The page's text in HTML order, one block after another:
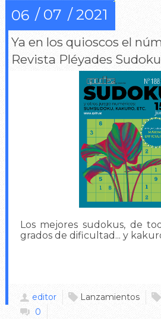
06 07 2021
Ya en los quioscos el
Revista Pléyades Sudoku
Los mejores sudokus, de
grados de dificultad... y
editor Lanzamientos
0